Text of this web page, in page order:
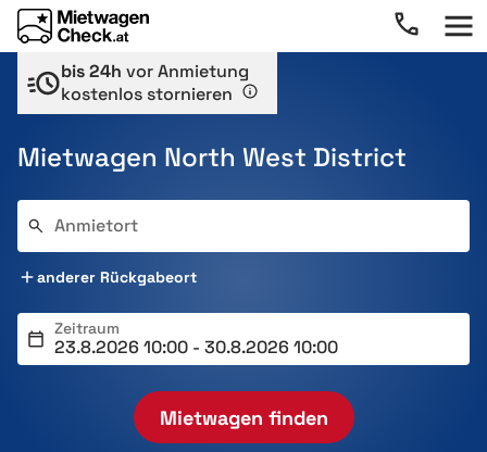
bis 24h vor Anmietung
kostenlos stornieren
Mietwagen North West District
Anmietort
anderer Rückgabeort
Zeitraum
Mietwagen finden